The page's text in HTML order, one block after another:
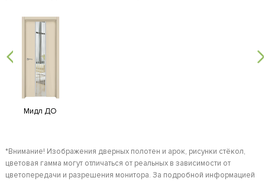
Мидл ДО
*Внимание! Изображения дверных полотен и арок, рисунки стёкол,
цветовая гамма могут отличаться от реальных в зависимости от
цветопередачи и разрешения монитора. За подробной информацией